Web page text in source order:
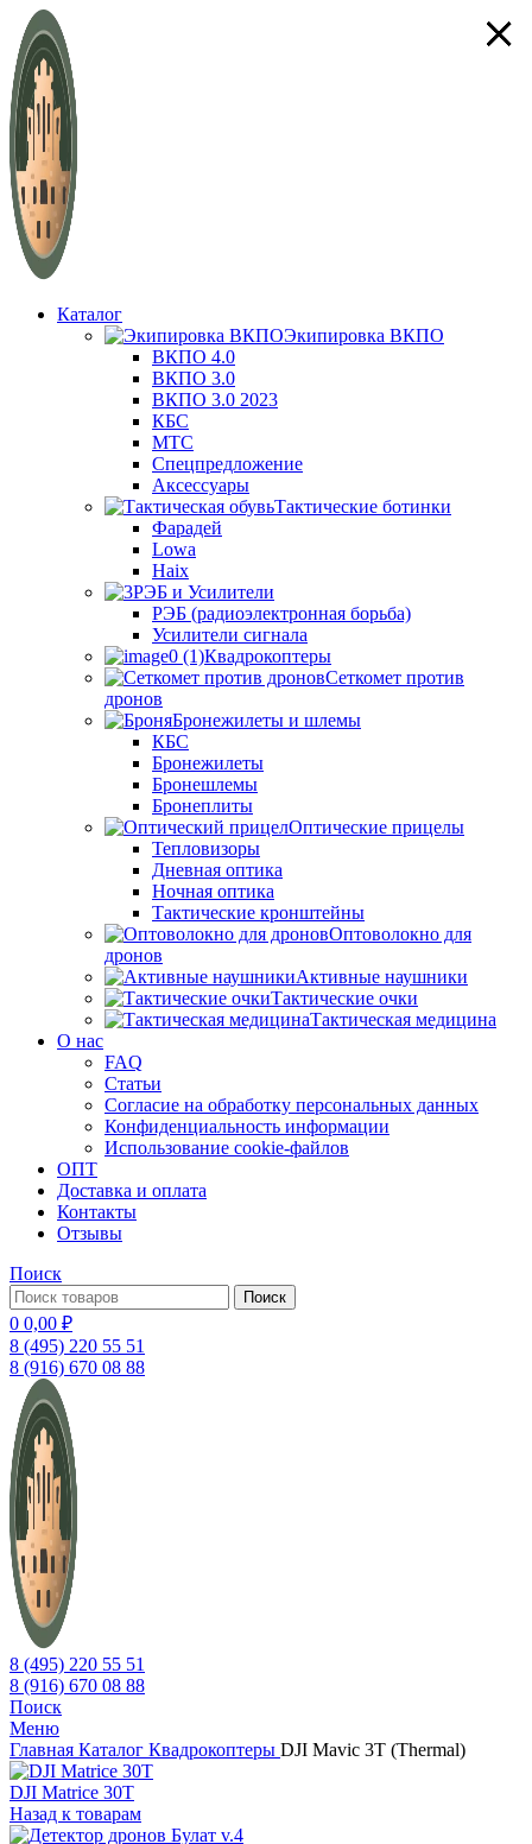
Каталог
Экипировка ВКПО
ВКПО 4.0
ВКПО 3.0
ВКПО 3.0 2023
КБС
МТС
Спецпредложение
Аксессуары
Тактические ботинки
Фарадей
Lowa
Haix
РЭБ и Усилители
РЭБ (радиоэлектронная борьба)
Усилители сигнала
Квадрокоптеры
Сеткомет против
дронов
Бронежилеты и шлемы
КБС
Бронежилеты
Бронешлемы
Бронеплиты
Оптические прицелы
Тепловизоры
Дневная оптика
Ночная оптика
Тактические кронштейны
Оптоволокно для
дронов
Активные наушники
Тактические очки
Тактическая медицина
О нас
FAQ
Статьи
Согласие на обработку персональных данных
Конфиденциальность информации
Использование cookie-файлов
ОПТ
Доставка и оплата
Контакты
Отзывы
Поиск
Поиск
0 0,00 ₽
8 (495) 220 55 51
8 (916) 670 08 88
8 (495) 220 55 51
8 (916) 670 08 88
Поиск
Меню
Главная Каталог Квадрокоптеры DJI Mavic 3T (Thermal)
DJI Matrice 30T
Назад к товарам
×
×
×
×